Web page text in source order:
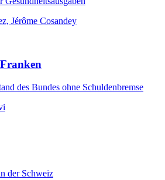
Jérôme Cosandey
des Bundes ohne Schuldenbremse
der Schweiz